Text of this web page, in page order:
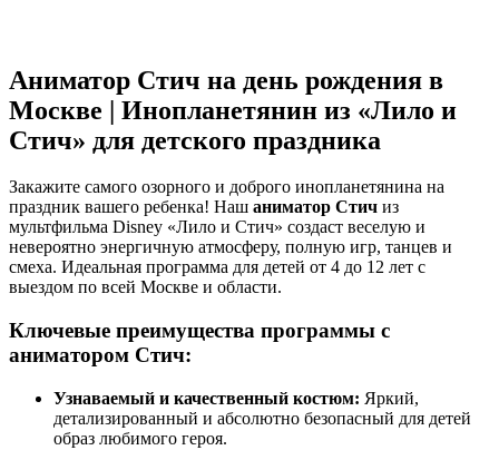
Аниматор Стич на день рождения в
Москве | Инопланетянин из «Лило и
Стич» для детского праздника
Закажите самого озорного и доброго инопланетянина на
праздник вашего ребенка! Наш аниматор Стич из
мультфильма Disney «Лило и Стич» создаст веселую и
невероятно энергичную атмосферу, полную игр, танцев и
смеха. Идеальная программа для детей от 4 до 12 лет с
выездом по всей Москве и области.
Ключевые преимущества программы с
аниматором Стич:
Узнаваемый и качественный костюм: Яркий,
детализированный и абсолютно безопасный для детей
образ любимого героя.